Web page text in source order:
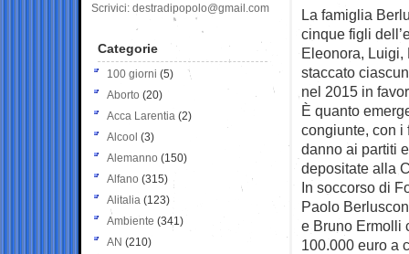
La famiglia
cinque figli
Eleonora, Luigi,
staccato
nel 2015 in
È quanto
congiunte, con i
danno ai partiti
depositate alla
In soccorso di
Paolo
e Bruno Ermolli
100.000 euro a
Scrivici: destradipopolo@gmail.com
Categorie
100 giorni (5)
Aborto (20)
Acca Larentia (2)
Alcool (3)
Alemanno (150)
Alfano (315)
Alitalia (123)
Ambiente (341)
AN (210)